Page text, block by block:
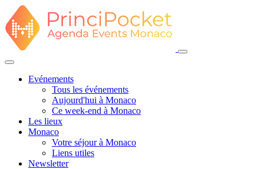
Evénements
Tous les événements
Aujourd'hui à Monaco
Ce week-end à Monaco
Les lieux
Monaco
Votre séjour à Monaco
Liens utiles
Newsletter